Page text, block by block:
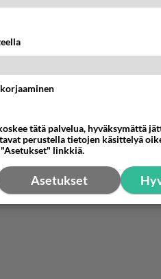
tätä palvelua, hyväksymättä
perustella tietojen käsittelyä
linkkiä.
Asetukset